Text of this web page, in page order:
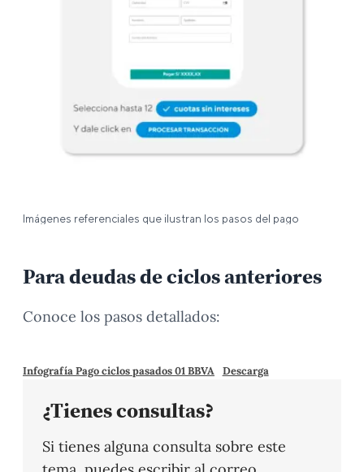
Imágenes referenciales que ilustran los pasos del pago
Para deudas de ciclos anteriores
Conoce los pasos detallados:
Infografía Pago ciclos pasados 01 BBVA Descarga
¿Tienes consultas?
Si tienes alguna consulta sobre este